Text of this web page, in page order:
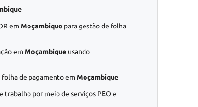
em Moçambique para gestão de folha
em Moçambique usando
folha de pagamento em Moçambique
trabalho por meio de serviços PEO e